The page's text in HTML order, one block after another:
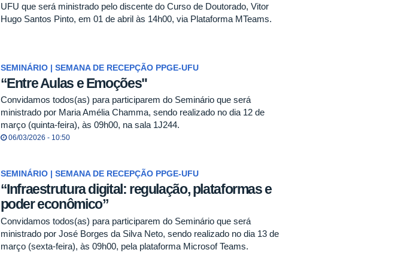
UFU que será ministrado pelo discente do Curso de Doutorado, Vitor
Hugo Santos Pinto, em 01 de abril às 14h00, via Plataforma MTeams.
SEMINÁRIO | SEMANA DE RECEPÇÃO PPGE-UFU
“Entre Aulas e Emoções"
Convidamos todos(as) para participarem do Seminário que será
ministrado por Maria Amélia Chamma, sendo realizado no dia 12 de
março (quinta-feira), às 09h00, na sala 1J244.
06/03/2026 - 10:50
SEMINÁRIO | SEMANA DE RECEPÇÃO PPGE-UFU
“Infraestrutura digital: regulação, plataformas e
poder econômico”
Convidamos todos(as) para participarem do Seminário que será
ministrado por José Borges da Silva Neto, sendo realizado no dia 13 de
março (sexta-feira), às 09h00, pela plataforma Microsof Teams.